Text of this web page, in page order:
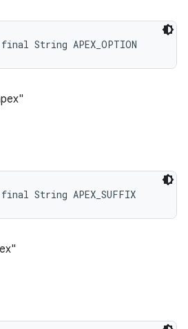
String APEX_OPTION
String APEX_SUFFIX